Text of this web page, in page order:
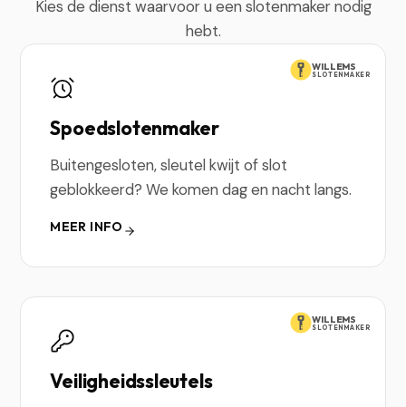
Kies de dienst waarvoor u een slotenmaker nodig
hebt.
WILLEMS
SLOTENMAKER
Spoedslotenmaker
Buitengesloten, sleutel kwijt of slot
geblokkeerd? We komen dag en nacht langs.
MEER INFO
WILLEMS
SLOTENMAKER
Veiligheidssleutels